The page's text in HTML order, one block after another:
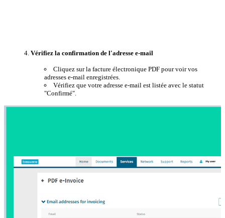
Vérifiez la confirmation de l'adresse e-mail
Cliquez sur la facture électronique PDF pour voir vos
adresses e-mail enregistrées.
Vérifiez que votre adresse e-mail est listée avec le statut
"Confirmé".